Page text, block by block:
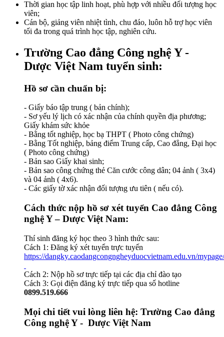
Thời gian học tập linh hoạt, phù hợp với nhiều đối tượng học
viên;
Cán bộ, giảng viên nhiệt tình, chu đáo, luôn hỗ trợ học viên
tối đa trong quá trình học tập, nghiên cứu.
Trường Cao đẳng Công nghệ Y -
Dược Việt Nam tuyển sinh:
Hồ sơ cần chuẩn bị:
- Giấy báo tập trung ( bản chính);
- Sơ yếu lý lịch có xác nhận của chính quyền địa phương;
Giấy khám sức khỏe
- Bằng tốt nghiệp, học bạ THPT ( Photo công chứng)
- Bằng Tốt nghiệp, bảng điểm Trung cấp, Cao đẳng, Đại học
( Photo công chứng)
- Bản sao Giấy khai sinh;
- Bản sao công chứng thẻ Căn cước công dân; 04 ảnh ( 3x4)
và 04 ảnh ( 4x6).
- Các giấy tờ xác nhận đối tượng ưu tiên ( nếu có).
Cách thức nộp hồ sơ xét tuyển Cao đẳng Công
nghệ Y – Dược Việt Nam:
Thí sinh đăng ký học theo 3 hình thức sau:
Cách 1: Đăng ký xét tuyển trực tuyến
https://dangky.caodangcongngheyduocvietnam.edu.vn/
Cách 2: Nộp hồ sơ trực tiếp tại các địa chỉ đào tạo
Cách 3: Gọi điện đăng ký trực tiếp qua số hotline
0899.519.666
Mọi chi tiết vui lòng liên hệ: Trường Cao đẳng
Công nghệ Y - Dược Việt Nam